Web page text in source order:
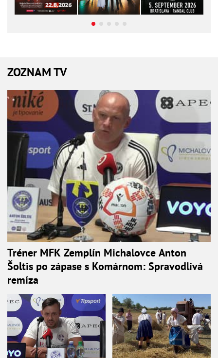
ZOZNAM TV
Tréner MFK Zemplín Michalovce Anton
Šoltis po zápase s Komárnom: Spravodlivá
remíza